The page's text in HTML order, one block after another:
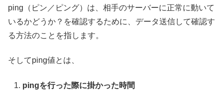
ping（ピン／ピング）は、相手のサーバーに正常に動いて
いるかどうか？を確認するために、データ送信して確認す
る方法のことを指します。
そしてping値とは、
pingを行った際に掛かった時間